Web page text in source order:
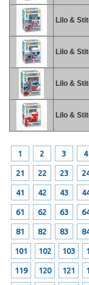
Lilo &
Lilo &
Lilo &
Lilo &
1 2 3 4
21 22 23
41 42 43
61 62 63
81 82 83
101 102 103
119 120 121